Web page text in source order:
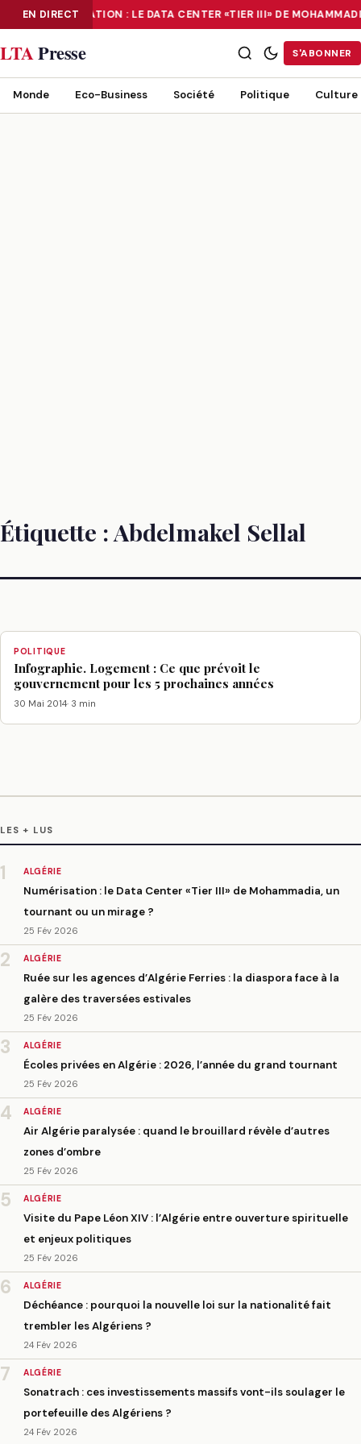
EN DIRECT
NUMÉRISATION : LE DATA CENTER «TIER III» DE
NUMÉRISATION : LE DATA CENTER «TIER III» DE MOHAMMADIA, UN
LTAPresse S'ABONNER
Monde Eco-Business Société Politique Culture
Étiquette : Abdelmakel Sellal
POLITIQUE
Infographie. Logement : Ce que prévoit le
gouvernement pour les 5 prochaines années
30 Mai 2014· 3 min
LES + LUS
1 ALGÉRIE
Numérisation : le Data Center «Tier III» de Mohammadia, un
tournant ou un mirage ?
25 Fév 2026
2 ALGÉRIE
Ruée sur les agences d’Algérie Ferries : la diaspora face à la
galère des traversées estivales
25 Fév 2026
3 ALGÉRIE
Écoles privées en Algérie : 2026, l’année du grand tournant
25 Fév 2026
4 ALGÉRIE
Air Algérie paralysée : quand le brouillard révèle d’autres
zones d’ombre
25 Fév 2026
5 ALGÉRIE
Visite du Pape Léon XIV : l’Algérie entre ouverture spirituelle
et enjeux politiques
25 Fév 2026
6 ALGÉRIE
Déchéance : pourquoi la nouvelle loi sur la nationalité fait
trembler les Algériens ?
24 Fév 2026
7 ALGÉRIE
Sonatrach : ces investissements massifs vont-ils soulager le
portefeuille des Algériens ?
24 Fév 2026